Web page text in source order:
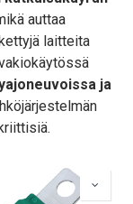
auttaa
laitteita
ja